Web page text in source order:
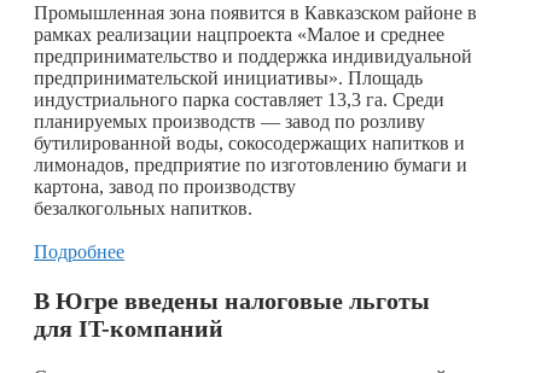
Промышленная зона появится в Кавказском районе в
рамках реализации нацпроекта «Малое и среднее
предпринимательство и поддержка индивидуальной
предпринимательской инициативы». Площадь
индустриального парка составляет 13,3 га. Среди
планируемых производств — завод по розливу
бутилированной воды, сокосодержащих напитков и
лимонадов, предприятие по изготовлению бумаги и
картона, завод по производству
безалкогольных напитков.
Подробнее
В Югре введены налоговые льготы
для IT-компаний